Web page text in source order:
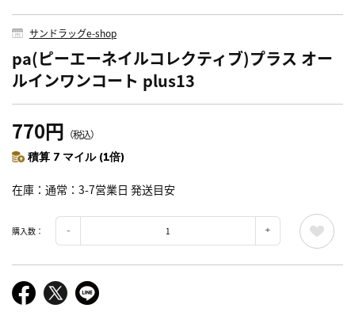
サンドラッグe-shop
pa(ピーエーネイルコレクティブ)プラス オー
ルインワンコート plus13
770円 （税込）
積算 7 マイル (1倍)
在庫 通常：3-7営業日 発送目安
購入数：